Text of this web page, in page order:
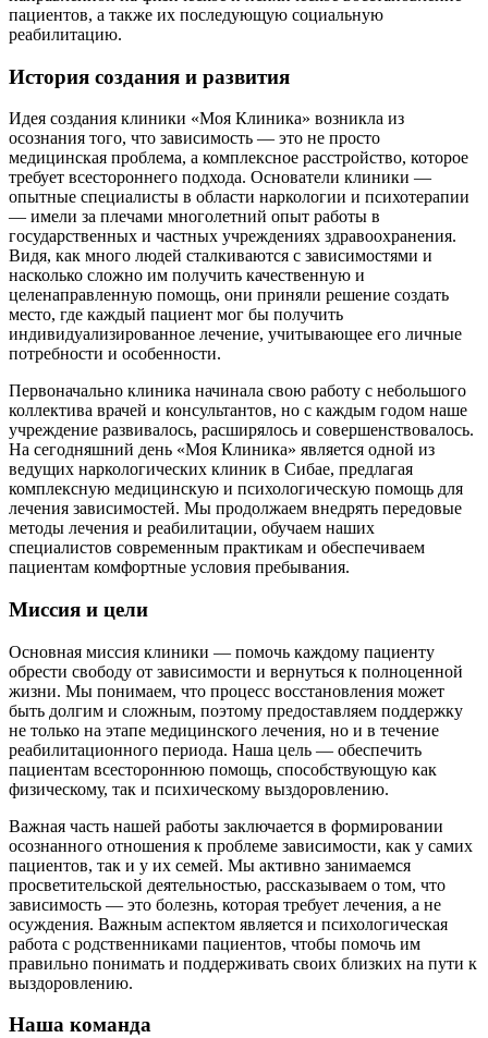
пациентов, а также их последующую социальную
реабилитацию.
История создания и развития
Идея создания клиники «Моя Клиника» возникла из
осознания того, что зависимость — это не просто
медицинская проблема, а комплексное расстройство, которое
требует всестороннего подхода. Основатели клиники —
опытные специалисты в области наркологии и психотерапии
— имели за плечами многолетний опыт работы в
государственных и частных учреждениях здравоохранения.
Видя, как много людей сталкиваются с зависимостями и
насколько сложно им получить качественную и
целенаправленную помощь, они приняли решение создать
место, где каждый пациент мог бы получить
индивидуализированное лечение, учитывающее его личные
потребности и особенности.
Первоначально клиника начинала свою работу с небольшого
коллектива врачей и консультантов, но с каждым годом наше
учреждение развивалось, расширялось и совершенствовалось.
На сегодняшний день «Моя Клиника» является одной из
ведущих наркологических клиник в Сибае, предлагая
комплексную медицинскую и психологическую помощь для
лечения зависимостей. Мы продолжаем внедрять передовые
методы лечения и реабилитации, обучаем наших
специалистов современным практикам и обеспечиваем
пациентам комфортные условия пребывания.
Миссия и цели
Основная миссия клиники — помочь каждому пациенту
обрести свободу от зависимости и вернуться к полноценной
жизни. Мы понимаем, что процесс восстановления может
быть долгим и сложным, поэтому предоставляем поддержку
не только на этапе медицинского лечения, но и в течение
реабилитационного периода. Наша цель — обеспечить
пациентам всестороннюю помощь, способствующую как
физическому, так и психическому выздоровлению.
Важная часть нашей работы заключается в формировании
осознанного отношения к проблеме зависимости, как у самих
пациентов, так и у их семей. Мы активно занимаемся
просветительской деятельностью, рассказываем о том, что
зависимость — это болезнь, которая требует лечения, а не
осуждения. Важным аспектом является и психологическая
работа с родственниками пациентов, чтобы помочь им
правильно понимать и поддерживать своих близких на пути к
выздоровлению.
Наша команда